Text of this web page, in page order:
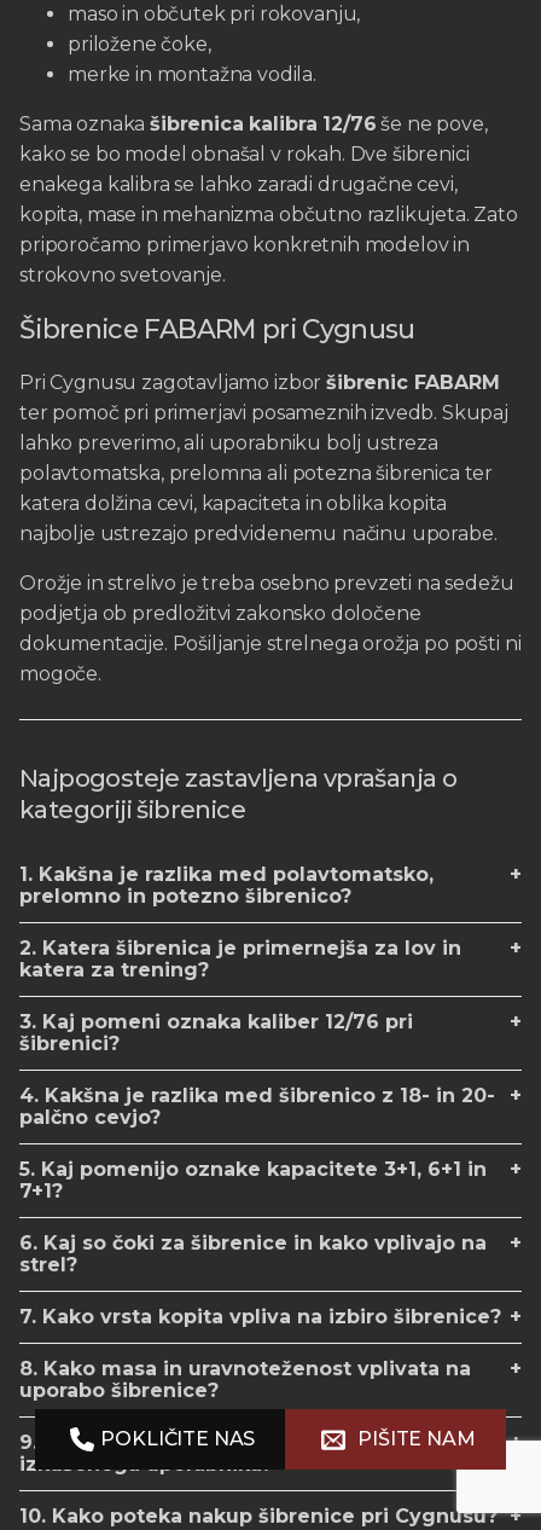
maso in občutek pri rokovanju,
priložene čoke,
merke in montažna vodila.
Sama oznakašibrenica kalibra 12/76 še ne pove,
kako se bo model obnašal v rokah. Dve šibrenici
enakega kalibra se lahko zaradi drugačne cevi,
kopita, mase in mehanizma občutno razlikujeta. Zato
priporočamo primerjavo konkretnih modelov in
strokovno svetovanje.
Šibrenice FABARM pri Cygnusu
Pri Cygnusu zagotavljamo izboršibrenic FABARM
ter pomoč pri primerjavi posameznih izvedb. Skupaj
lahko preverimo, ali uporabniku bolj ustreza
polavtomatska, prelomna ali potezna šibrenica ter
katera dolžina cevi, kapaciteta in oblika kopita
najbolje ustrezajo predvidenemu načinu uporabe.
Orožje in strelivo je treba osebno prevzeti na sedežu
podjetja ob predložitvi zakonsko določene
dokumentacije. Pošiljanje strelnega orožja po pošti ni
mogoče.
Najpogosteje zastavljena vprašanja o
kategoriji šibrenice
1. Kakšna je razlika med polavtomatsko,
prelomno in potezno šibrenico?
2. Katera šibrenica je primernejša za lov in
katera za trening?
3. Kaj pomeni oznaka kaliber 12/76 pri
šibrenici?
4. Kakšna je razlika med šibrenico z 18- in 20-
palčno cevjo?
5. Kaj pomenijo oznake kapacitete 3+1, 6+1 in
7+1?
6. Kaj so čoki za šibrenice in kako vplivajo na
strel?
7. Kako vrsta kopita vpliva na izbiro šibrenice?
8. Kako masa in uravnoteženost vplivata na
uporabo šibrenice?
9. Katera vrsta šibrenice je primerna za manj
izkušenega uporabnika?
10. Kako poteka nakup šibrenice pri Cygnusu?
POKLIČITE NAS PIŠITE NAM